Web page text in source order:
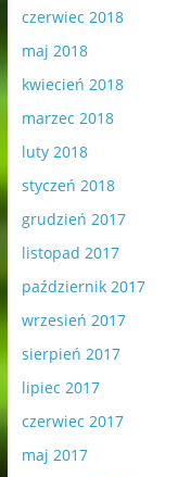
czerwiec 2018
maj 2018
kwiecień 2018
marzec 2018
luty 2018
styczeń 2018
grudzień 2017
listopad 2017
październik 2017
wrzesień 2017
sierpień 2017
lipiec 2017
czerwiec 2017
maj 2017